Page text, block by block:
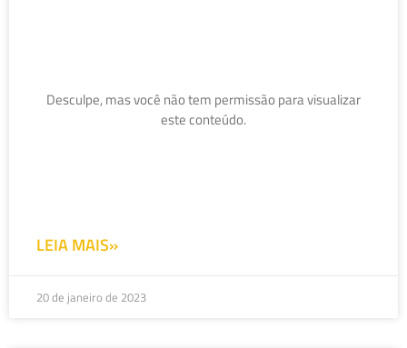
Desculpe, mas você não tem permissão para visualizar
este conteúdo.
LEIA MAIS»
20 de janeiro de 2023